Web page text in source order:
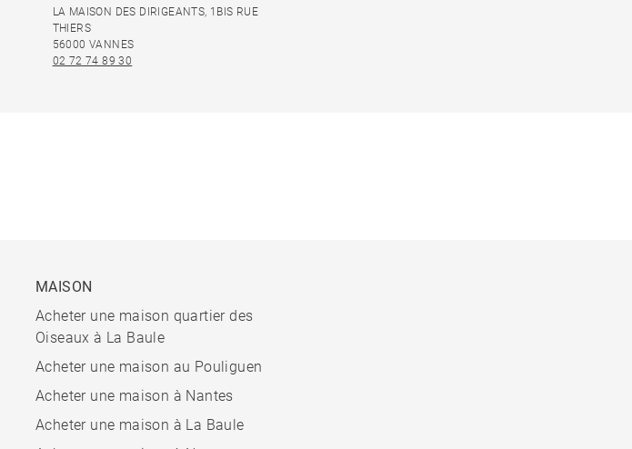
LA MAISON DES DIRIGEANTS, 1BIS RUE
THIERS
56000 VANNES
02 72 74 89 30
MAISON
Acheter une maison quartier des
Oiseaux à La Baule
Acheter une maison au Pouliguen
Acheter une maison à Nantes
Acheter une maison à La Baule